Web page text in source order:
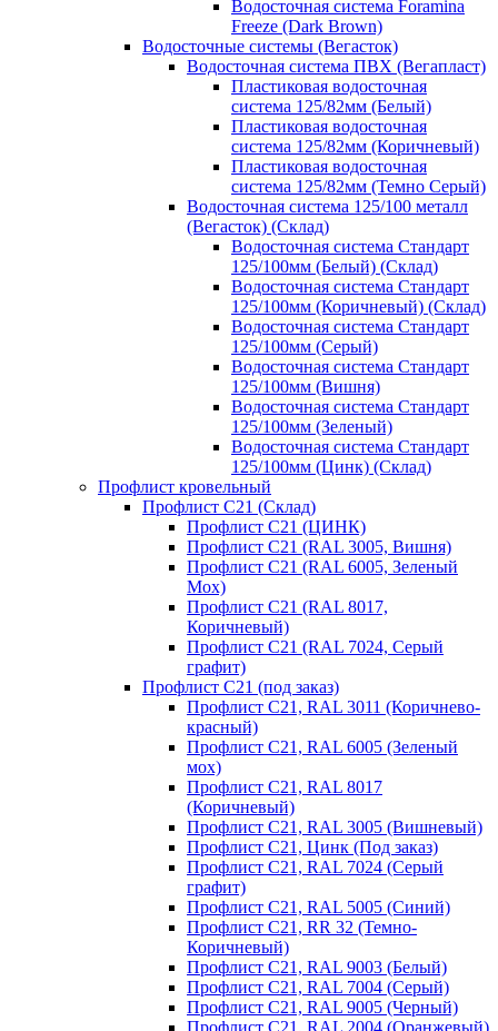
Водосточная система Foramina
Freeze (Dark Brown)
Водосточные системы (Вегасток)
Водосточная система ПВХ (Вегапласт)
Пластиковая водосточная
система 125/82мм (Белый)
Пластиковая водосточная
система 125/82мм (Коричневый)
Пластиковая водосточная
система 125/82мм (Темно Серый)
Водосточная система 125/100 металл
(Вегасток) (Склад)
Водосточная система Стандарт
125/100мм (Белый) (Склад)
Водосточная система Стандарт
125/100мм (Коричневый) (Склад)
Водосточная система Стандарт
125/100мм (Серый)
Водосточная система Стандарт
125/100мм (Вишня)
Водосточная система Стандарт
125/100мм (Зеленый)
Водосточная система Стандарт
125/100мм (Цинк) (Склад)
Профлист кровельный
Профлист С21 (Склад)
Профлист С21 (ЦИНК)
Профлист С21 (RAL 3005, Вишня)
Профлист С21 (RAL 6005, Зеленый
Мох)
Профлист С21 (RAL 8017,
Коричневый)
Профлист С21 (RAL 7024, Серый
графит)
Профлист С21 (под заказ)
Профлист С21, RAL 3011 (Коричнево-
красный)
Профлист С21, RAL 6005 (Зеленый
мох)
Профлист С21, RAL 8017
(Коричневый)
Профлист С21, RAL 3005 (Вишневый)
Профлист С21, Цинк (Под заказ)
Профлист С21, RAL 7024 (Серый
графит)
Профлист С21, RAL 5005 (Синий)
Профлист С21, RR 32 (Темно-
Коричневый)
Профлист С21, RAL 9003 (Белый)
Профлист С21, RAL 7004 (Серый)
Профлист С21, RAL 9005 (Черный)
Профлист С21, RAL 2004 (Оранжевый)